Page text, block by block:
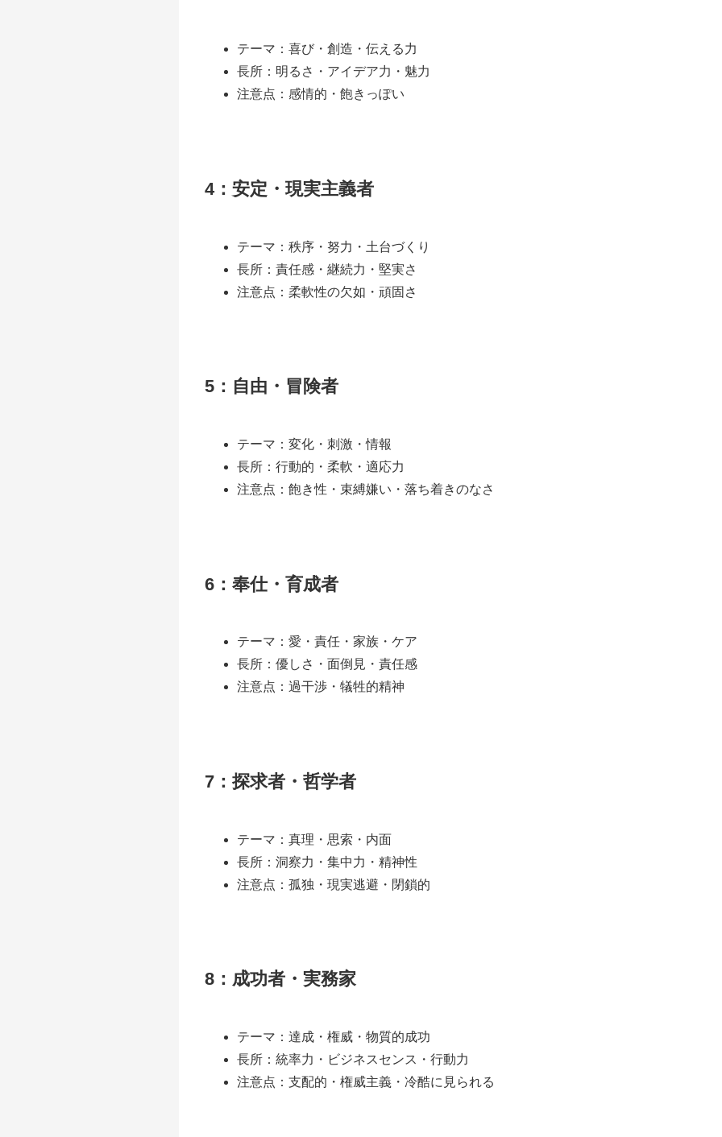
テーマ：喜び・創造・伝える力
長所：明るさ・アイデア力・魅力
注意点：感情的・飽きっぽい
4：安定・現実主義者
テーマ：秩序・努力・土台づくり
長所：責任感・継続力・堅実さ
注意点：柔軟性の欠如・頑固さ
5：自由・冒険者
テーマ：変化・刺激・情報
長所：行動的・柔軟・適応力
注意点：飽き性・束縛嫌い・落ち着きのなさ
6：奉仕・育成者
テーマ：愛・責任・家族・ケア
長所：優しさ・面倒見・責任感
注意点：過干渉・犠牲的精神
7：探求者・哲学者
テーマ：真理・思索・内面
長所：洞察力・集中力・精神性
注意点：孤独・現実逃避・閉鎖的
8：成功者・実務家
テーマ：達成・権威・物質的成功
長所：統率力・ビジネスセンス・行動力
注意点：支配的・権威主義・冷酷に見られる